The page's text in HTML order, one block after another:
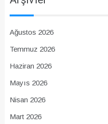
Ağustos 2026
Temmuz 2026
Haziran 2026
Mayıs 2026
Nisan 2026
Mart 2026